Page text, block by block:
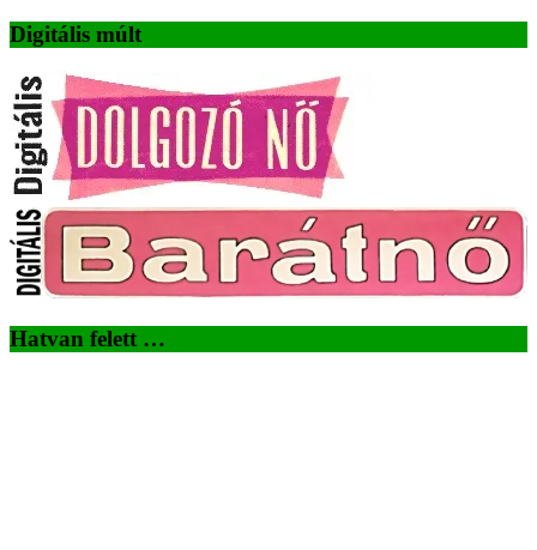
Digitális múlt
Hatvan felett …